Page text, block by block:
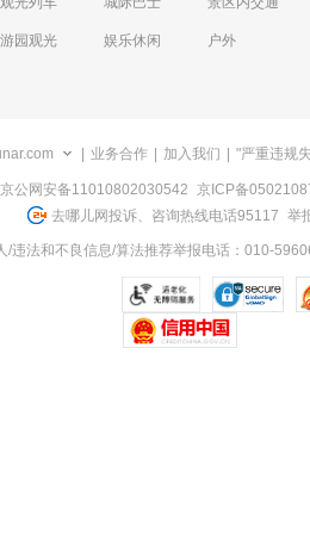
游园观光 娱乐休闲 户外
业务合作 加入我们 "严重违规
京公网安备11010802030542 京ICP备
去哪儿网投诉、咨询热线电话95117 举
/违法和不良信息/算法推荐举报电话：010-